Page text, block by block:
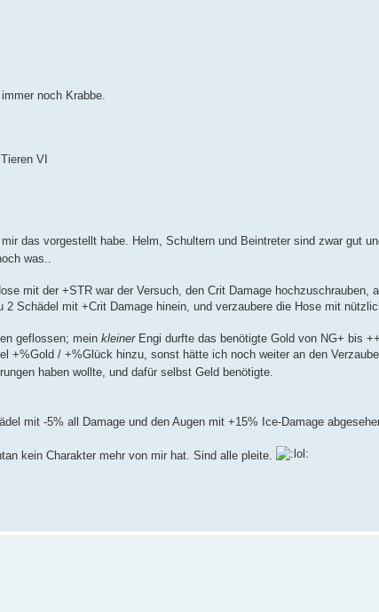
noch Krabbe.
VI
das vorgestellt habe. Helm, Schultern und Beintreter sind zwar gut
was..
mit der +STR war der Versuch, den Crit Damage hochzuschrauben,
Schädel mit +Crit Damage hinein, und verzaubere die Hose mit
geflossen; mein kleinerEngi durfte das benötigte Gold von NG+ bis
+%Gold / +%Glück hinzu, sonst hätte ich noch weiter an den
haben wollte, und dafür selbst Geld benötigte.
mit -5% all Damage und den Augen mit +15% Ice-Damage
kein Charakter mehr von mir hat. Sind alle pleite.